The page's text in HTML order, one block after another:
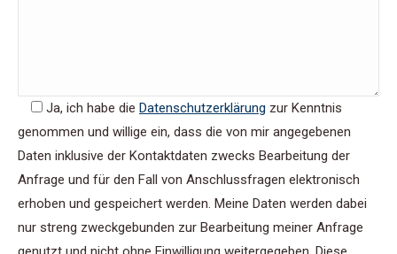
Ja, ich habe die Datenschutzerklärung zur Kenntnis
genommen und willige ein, dass die von mir angegebenen
Daten inklusive der Kontaktdaten zwecks Bearbeitung der
Anfrage und für den Fall von Anschlussfragen elektronisch
erhoben und gespeichert werden. Meine Daten werden dabei
nur streng zweckgebunden zur Bearbeitung meiner Anfrage